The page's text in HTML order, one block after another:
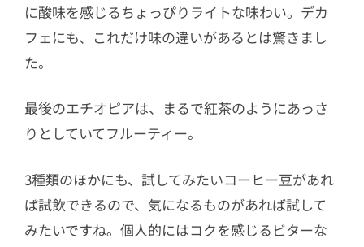
に酸味を感じるちょっぴりライトな味わい。デカ
フェにも、これだけ味の違いがあるとは驚きまし
た。
最後のエチオピアは、まるで紅茶のようにあっさ
りとしていてフルーティー。
3種類のほかにも、試してみたいコーヒー豆があれ
ば試飲できるので、気になるものがあれば試して
みたいですね。個人的にはコクを感じるビターな